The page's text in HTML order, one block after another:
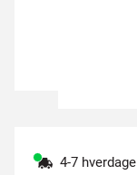
4-7 hverdage